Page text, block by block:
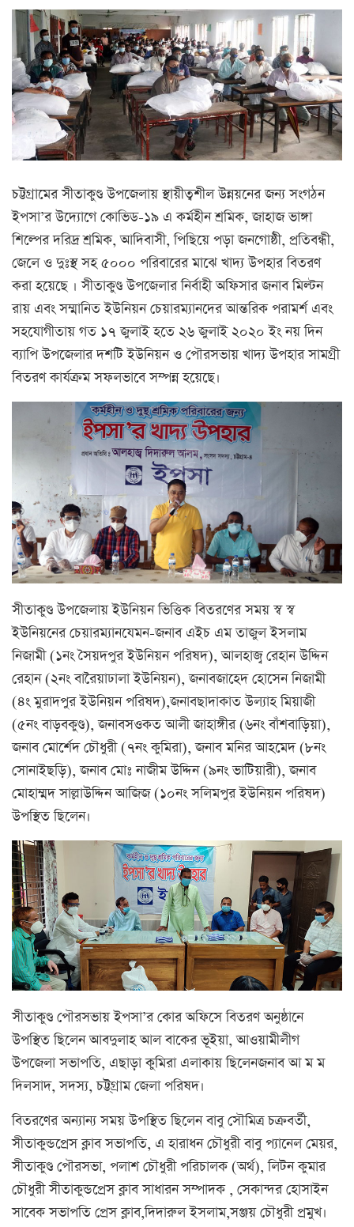
চট্টগ্রামের সীতাকুণ্ড উপজেলায় স্থায়ীত্বশীল উন্নয়নের জন্য সংগঠন
ইপসা’র উদ্যোগে কোভিড-১৯ এ কর্মহীন শ্রমিক, জাহাজ ভাঙ্গা
শিল্পের দরিদ্র শ্রমিক, আদিবাসী, পিছিয়ে পড়া জনগোষ্ঠী, প্রতিবন্ধী,
জেলে ও দুঃস্থ সহ ৫০০০ পরিবারের মাঝে খাদ্য উপহার বিতরণ
করা হয়েছে । সীতাকুণ্ড উপজেলার নির্বাহী অফিসার জনাব মিল্টন
রায় এবং সম্মানিত ইউনিয়ন চেয়ারম্যানদের আন্তরিক পরামর্শ এবং
সহযোগীতায় গত ১৭ জুলাই হতে ২৬ জুলাই ২০২০ ইং নয় দিন
ব্যাপি উপজেলার দশটি ইউনিয়ন ও পৌরসভায় খাদ্য উপহার সামগ্রী
বিতরণ কার্যক্রম সফলভাবে সম্পন্ন হয়েছে।
সীতাকুণ্ড উপজেলায় ইউনিয়ন ভিত্তিক বিতরণের সময় স্ব স্ব
ইউনিয়নের চেয়ারম্যানযেমন-জনাব এইচ এম তাজুল ইসলাম
নিজামী (১নং সৈয়দপুর ইউনিয়ন পরিষদ), আলহাজ্ব রেহান উদ্দিন
রেহান (২নং বারৈয়াঢালা ইউনিয়ন), জনাবজাহেদ হোসেন নিজামী
(৪ং মুরাদপুর ইউনিয়ন পরিষদ),জনাবছাদাকাত উল্যাহ মিয়াজী
(৫নং বাড়বকুণ্ড), জনাবসওকত আলী জাহাঙ্গীর (৬নং বাঁশবাড়িয়া),
জনাব মোর্শেদ চৌধুরী (৭নং কুমিরা), জনাব মনির আহমেদ (৮নং
সোনাইছড়ি), জনাব মোঃ নাজীম উদ্দিন (৯নং ভাটিয়ারী), জনাব
মোহাম্মদ সাল্লাউদ্দিন আজিজ (১০নং সলিমপুর ইউনিয়ন পরিষদ)
উপস্থিত ছিলেন।
সীতাকুণ্ড পৌরসভায় ইপসা’র কোর অফিসে বিতরণ অনুষ্ঠানে
উপস্থিত ছিলেন আবদুলাহ আল বাকের ভূইয়া, আওয়ামীলীগ
উপজেলা সভাপতি, এছাড়া কুমিরা এলাকায় ছিলেনজনাব আ ম ম
দিলসাদ, সদস্য, চট্ট্‌গ্রাম জেলা পরিষদ।
বিতরণের অন্যান্য সময় উপস্থিত ছিলেন বাবু সৌমিত্র চক্রবর্তী,
সীতাকুন্ডপ্রেস ক্লাব সভাপতি, এ হারাধন চৌধুরী বাবু প্যানেল মেয়র,
সীতাকুণ্ড পৌরসভা, পলাশ চৌধুরী পরিচালক (অর্থ), লিটন কুমার
চৌধুরী সীতাকুন্ডপ্রেস ক্লাব সাধারন সম্পাদক , সেকান্দর হোসাইন
সাবেক সভাপতি প্রেস ক্লাব,দিদারুল ইসলাম,সঞ্জয় চৌধুরী প্রমুখ।